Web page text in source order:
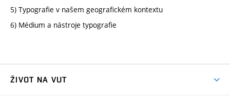
5) Typografie v našem geografickém kontextu
6) Médium a nástroje typografie
ŽIVOT NA VUT